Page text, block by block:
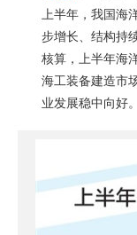
上半年，我国海
步增长、结构持
核算，上半年海
海工装备建造市
业发展稳中向好。